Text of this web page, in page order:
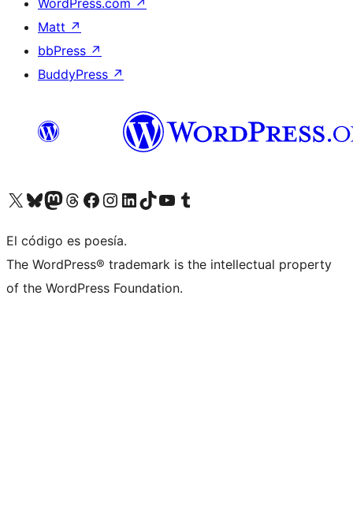
WordPress.com ↗
Matt ↗
bbPress ↗
BuddyPress ↗
Visita nuestra cuenta de X (anteriormente Twitter)
Visita nuestra cuenta de Bluesky
Visita nuestra cuenta de Mastodon
Visita nuestra cuenta de Threads
Visita nuestra página de Facebook
Visita nuestra cuenta de Instagram
Visita nuestra cuenta de LinkedIn
Visita nuestra cuenta de TikTok
Visita nuestro canal de YouTube
Visita nuestra cuenta de Tumblr
El código es poesía.
The WordPress® trademark is the intellectual property
of the WordPress Foundation.